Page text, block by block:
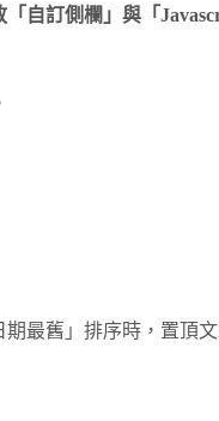
「自訂側欄」與「
最舊」排序時，置頂